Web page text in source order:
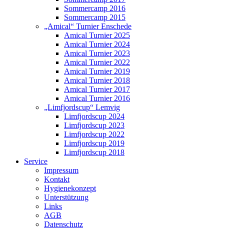
Sommercamp 2016
Sommercamp 2015
„Amical“ Turnier Enschede
Amical Turnier 2025
Amical Turnier 2024
Amical Turnier 2023
Amical Turnier 2022
Amical Turnier 2019
Amical Turnier 2018
Amical Turnier 2017
Amical Turnier 2016
„Limfjordscup“ Lemvig
Limfjordscup 2024
Limfjordscup 2023
Limfjordscup 2022
Limfjordscup 2019
Limfjordscup 2018
Service
Impressum
Kontakt
Hygienekonzept
Unterstützung
Links
AGB
Datenschutz